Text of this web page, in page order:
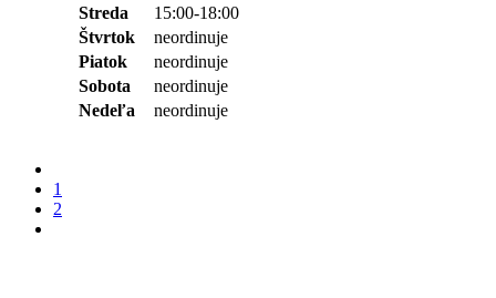
Streda
15:00-18:00
Štvrtok
neordinuje
Piatok
neordinuje
Sobota
neordinuje
Nedeľa
neordinuje
1
2